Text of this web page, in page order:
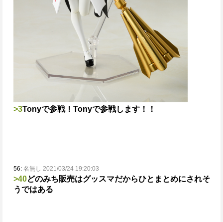
>3Tonyで参戦！Tonyで参戦します！！
56: 名無し 2021/03/24 19:20:03
>40どのみち販売はグッスマだからひとまとめにされそ
うではある